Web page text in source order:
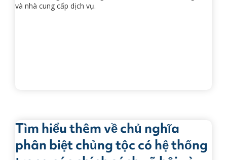
và nhà cung cấp dịch vụ.
Tìm hiểu thêm về chủ nghĩa
phân biệt chủng tộc có hệ thống